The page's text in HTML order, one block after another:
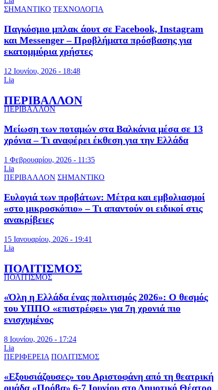
ΣΗΜΑΝΤΙΚΟ ΤΕΧΝΟΛΟΓΙΑ
Παγκόσμιο μπλακ άουτ σε Facebook, Instagram
και Messenger – Προβλήματα πρόσβασης για
εκατομμύρια χρήστες
12 Ιουνίου, 2026 - 18:48
Lia
ΠΕΡΙΒΑΛΛΟΝ
ΠΕΡΙΒΑΛΛΟΝ
Μείωση των ποταμών στα Βαλκάνια μέσα σε 13
χρόνια – Τι αναφέρει έκθεση για την Ελλάδα
1 Φεβρουαρίου, 2026 - 11:35
Lia
ΠΕΡΙΒΑΛΛΟΝ ΣΗΜΑΝΤΙΚΟ
Ευλογιά των προβάτων: Μέτρα και εμβολιασμοί
«στο μικροσκόπιο» – Τι απαντούν οι ειδικοί στις
ανακρίβειες
15 Ιανουαρίου, 2026 - 19:41
Lia
ΠΟΛΙΤΙΣΜΟΣ
ΠΟΛΙΤΙΣΜΟΣ
«Όλη η Ελλάδα ένας πολιτισμός 2026»: Ο θεσμός
του ΥΠΠΟ «επιστρέφει» για 7η χρονιά πιο
ενισχυμένος
8 Ιουνίου, 2026 - 17:24
Lia
ΠΕΡΙΦΕΡΕΙΑ ΠΟΛΙΤΙΣΜΟΣ
«Εξουσιάζουσες» του Αριστοφάνη από τη θεατρική
ομάδα «Πρόβα» 6-7 Ιουνίου στο Δημοτικό Θέατρο